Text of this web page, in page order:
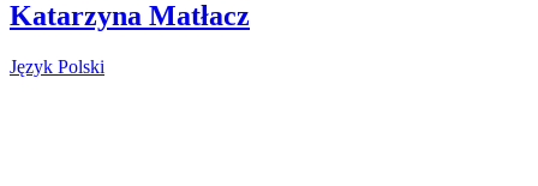
Katarzyna Matłacz
Język Polski